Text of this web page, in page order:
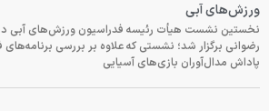
ورزش‌های آبی
نخستین نشست هیأت رئیسه فدراسیون ورزش‌های آبی
رضوانی برگزار شد؛ نشستی که علاوه بر بررسی برنامه‌های
پاداش مدال‌آوران بازی‌های آسیایی